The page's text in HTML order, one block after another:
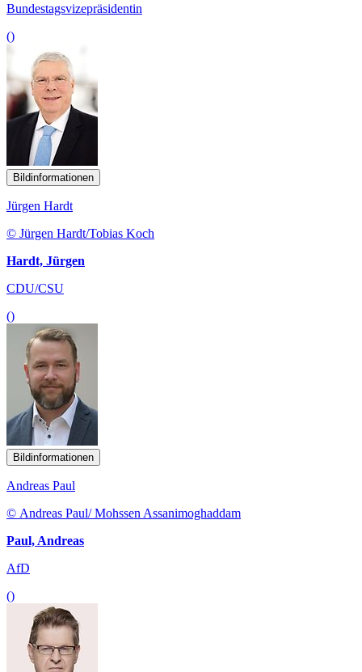
Bundestagsvizepräsidentin
()
Bildinformationen
Jürgen Hardt
© Jürgen Hardt/Tobias Koch
Hardt, Jürgen
CDU/CSU
()
Bildinformationen
Andreas Paul
© Andreas Paul/ Mohssen Assanimoghaddam
Paul, Andreas
AfD
()